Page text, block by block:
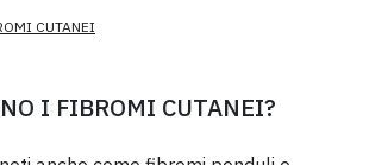
CUTANEI
I FIBROMI CUTANEI?